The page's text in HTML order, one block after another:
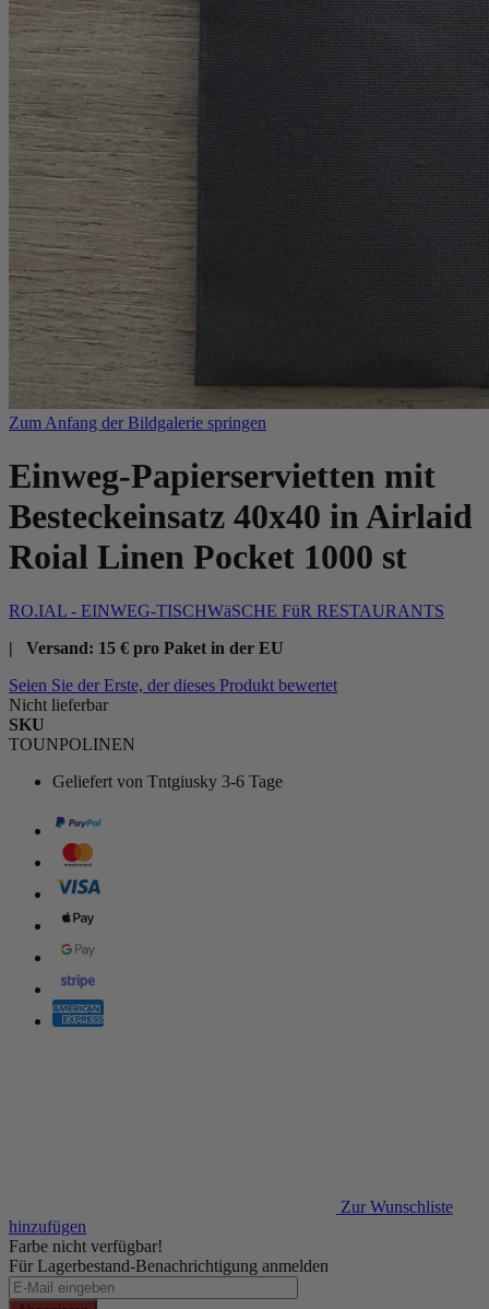
Zum Anfang der Bildgalerie springen
Einweg-Papierservietten mit
Besteckeinsatz 40x40 in Airlaid
Roial Linen Pocket 1000 st
RO.IAL - EINWEG-TISCHWäSCHE FüR RESTAURANTS
| Versand: 15 € pro Paket in der EU
Seien Sie der Erste, der dieses Produkt bewertet
Nicht lieferbar
SKU
TOUNPOLINEN
Geliefert von Tntgiusky 3-6 Tage
Zur Wunschliste
hinzufügen
Farbe nicht verfügbar!
Für Lagerbestand-Benachrichtigung anmelden